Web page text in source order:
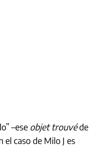
–ese objet trouvéde
el caso de Milo J es